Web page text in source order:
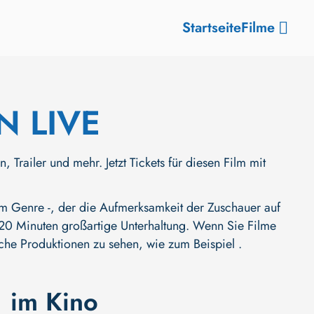
StartseiteFilme
LIVE
Trailer und mehr. Jetzt Tickets für diesen Film mit
Genre -, der die Aufmerksamkeit der Zuschauer auf
Minuten großartige Unterhaltung. Wenn Sie Filme
Produktionen zu sehen, wie zum Beispiel .
im Kino